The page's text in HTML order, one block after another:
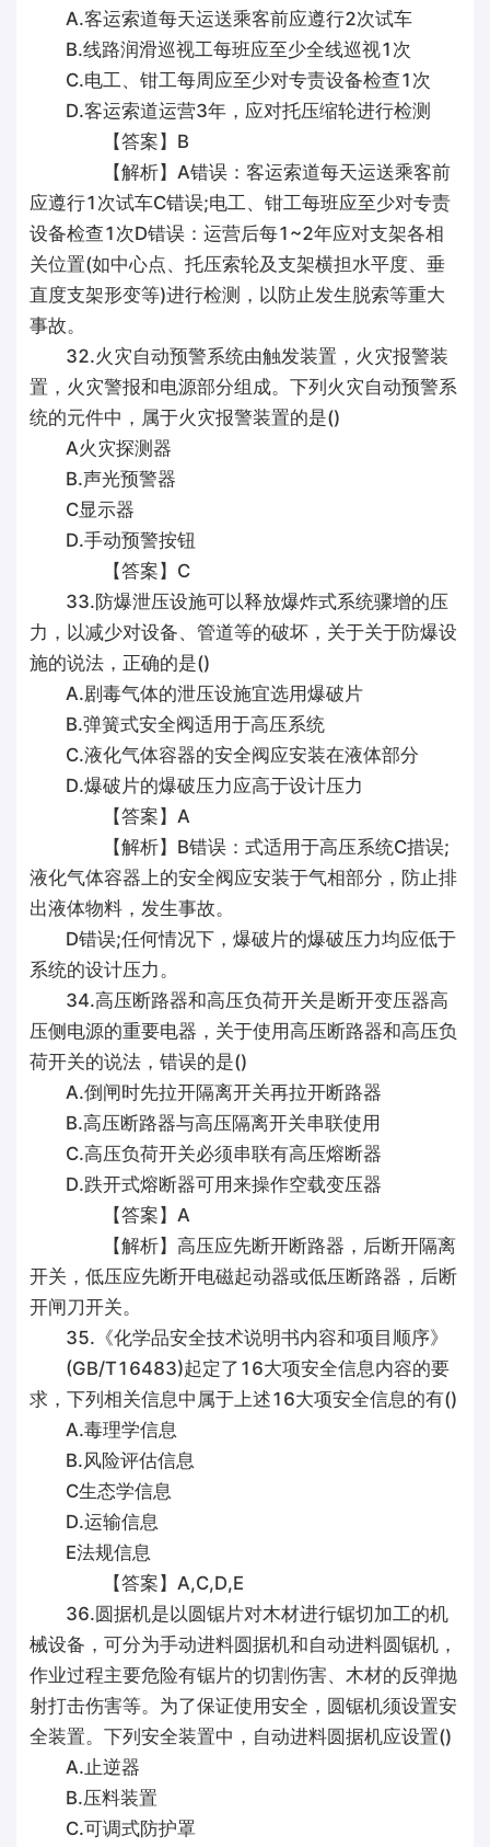
A.客运索道每天运送乘客前应遵行2次试车
B.线路润滑巡视工每班应至少全线巡视1次
C.电工、钳工每周应至少对专责设备检查1次
D.客运索道运营3年，应对托压缩轮进行检测
【答案】B
【解析】A错误：客运索道每天运送乘客前
应遵行1次试车C错误;电工、钳工每班应至少对专责
设备检查1次D错误：运营后每1~2年应对支架各相
关位置(如中心点、托压索轮及支架横担水平度、垂
直度支架形变等)进行检测，以防止发生脱索等重大
事故。
32.火灾自动预警系统由触发装置，火灾报警装
置，火灾警报和电源部分组成。下列火灾自动预警系
统的元件中，属于火灾报警装置的是()
A火灾探测器
B.声光预警器
C显示器
D.手动预警按钮
【答案】C
33.防爆泄压设施可以释放爆炸式系统骤增的压
力，以减少对设备、管道等的破坏，关于关于防爆设
施的说法，正确的是()
A.剧毒气体的泄压设施宜选用爆破片
B.弹簧式安全阀适用于高压系统
C.液化气体容器的安全阀应安装在液体部分
D.爆破片的爆破压力应高于设计压力
【答案】A
【解析】B错误：式适用于高压系统C措误;
液化气体容器上的安全阀应安装于气相部分，防止排
出液体物料，发生事故。
D错误;任何情况下，爆破片的爆破压力均应低于
系统的设计压力。
34.高压断路器和高压负荷开关是断开变压器高
压侧电源的重要电器，关于使用高压断路器和高压负
荷开关的说法，错误的是()
A.倒闸时先拉开隔离开关再拉开断路器
B.高压断路器与高压隔离开关串联使用
C.高压负荷开关必须串联有高压熔断器
D.跌开式熔断器可用来操作空载变压器
【答案】A
【解析】高压应先断开断路器，后断开隔离
开关，低压应先断开电磁起动器或低压断路器，后断
开闸刀开关。
35.《化学品安全技术说明书内容和项目顺序》
(GB/T16483)起定了16大项安全信息内容的要
求，下列相关信息中属于上述16大项安全信息的有()
A.毒理学信息
B.风险评估信息
C生态学信息
D.运输信息
E法规信息
【答案】A,C,D,E
36.圆据机是以圆锯片对木材进行锯切加工的机
械设备，可分为手动进料圆据机和自动进料圆锯机，
作业过程主要危险有锯片的切割伤害、木材的反弹抛
射打击伤害等。为了保证使用安全，圆锯机须设置安
全装置。下列安全装置中，自动进料圆据机应设置()
A.止逆器
B.压料装置
C.可调式防护罩